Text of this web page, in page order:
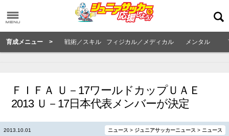
育成メニュー > 戦術／スキル フィジカル／メディカル メンタル
ＦＩＦＡ Ｕ－17ワールドカップＵＡＥ
2013 Ｕ－17日本代表メンバーが決定
2013.10.01 ニュース > ジュニアサッカーニュース > ニュース